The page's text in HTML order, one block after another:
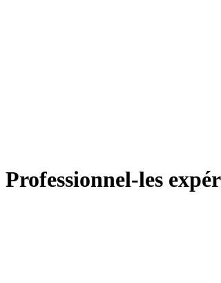
Professionnel-les